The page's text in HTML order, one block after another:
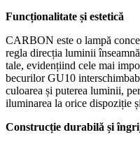
Funcționalitate și estetică
CARBON este o lampă
regla direcția luminii
tale, evidențiind cele mai
becurilor GU10
culoarea și puterea luminii,
iluminarea la orice dispoziție
Construcție durabilă și